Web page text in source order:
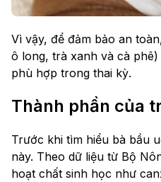
Vì vậy, để đảm bảo an
ô long, trà xanh và cà
phù hợp trong thai kỳ.
Thành phần của
Trước khi tìm hiểu bà bầu
này. Theo dữ liệu từ Bộ
hoạt chất sinh học như